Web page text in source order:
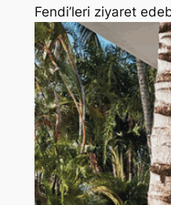
Fendi’leri ziyaret